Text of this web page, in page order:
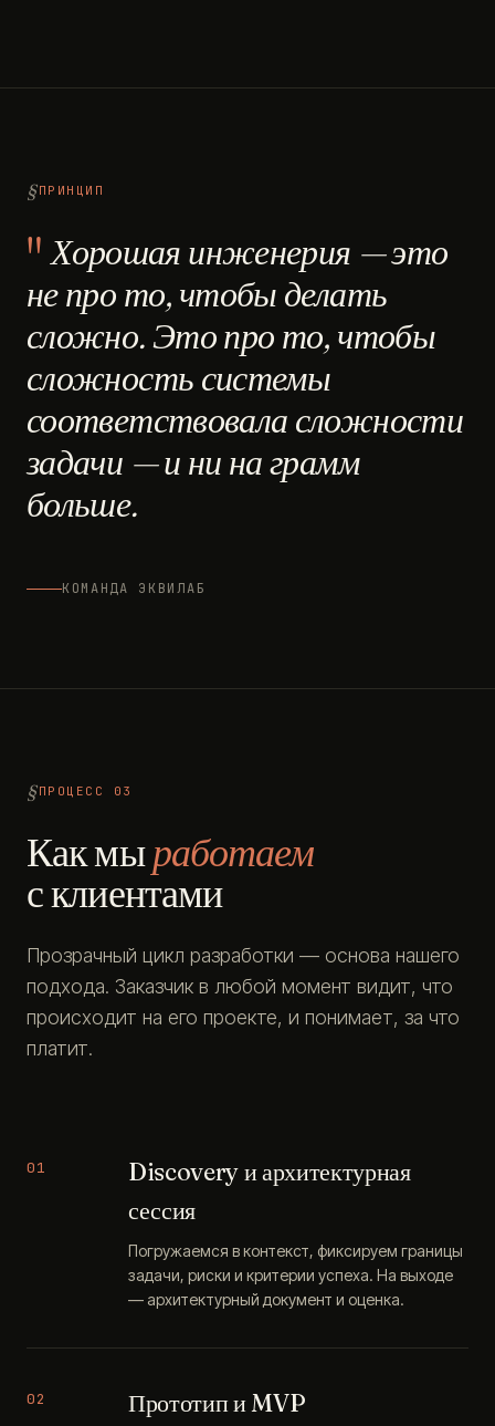
ПРИНЦИП
Хорошая инженерия — это
не про то, чтобы делать
сложно. Это про то, чтобы
сложность системы
соответствовала сложности
задачи — и ни на грамм
больше.
КОМАНДА ЭКВИЛАБ
ПРОЦЕСС 03
Как мыработаем
с клиентами
Прозрачный цикл разработки — основа нашего
подхода. Заказчик в любой момент видит, что
происходит на его проекте, и понимает, за что
платит.
01
Discovery и архитектурная
сессия
Погружаемся в контекст, фиксируем границы
задачи, риски и критерии успеха. На выходе
— архитектурный документ и оценка.
02 Прототип и MVP